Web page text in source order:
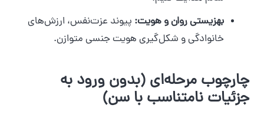
بهزیستی روان و هویت: پیوند عزت‌نفس، ارزش‌های
خانوادگی و شکل‌گیری هویت جنسی متوازن.
چارچوب مرحله‌ای (بدون ورود به
جزئیات نامتناسب با سن)